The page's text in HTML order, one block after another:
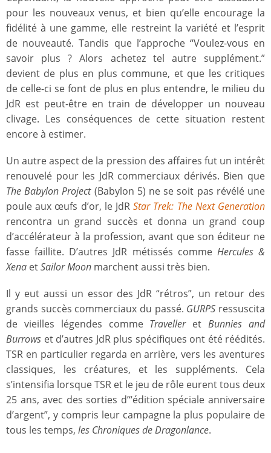
pour les nouveaux venus, et bien qu’elle encourage la
fidélité à une gamme, elle restreint la variété et l’esprit
de nouveauté. Tandis que l’approche “Voulez-vous en
savoir plus ? Alors achetez tel autre supplément.”
devient de plus en plus commune, et que les critiques
de celle-ci se font de plus en plus entendre, le milieu du
JdR est peut-être en train de développer un nouveau
clivage. Les conséquences de cette situation restent
encore à estimer.
Un autre aspect de la pression des affaires fut un intérêt
renouvelé pour les JdR commerciaux dérivés. Bien que
The Babylon Project(Babylon 5) ne se soit pas révélé une
poule aux œufs d’or, le JdRStar Trek: The Next Generation
rencontra un grand succès et donna un grand coup
d’accélérateur à la profession, avant que son éditeur ne
fasse faillite. D’autres JdR métissés comme Hercules &
Xena etSailor Moon marchent aussi très bien.
Il y eut aussi un essor des JdR “rétros”, un retour des
grands succès commerciaux du passé. GURPS ressuscita
de vieilles légendes comme TravelleretBunnies and
Burrows et d’autres JdR plus spécifiques ont été réédités.
TSR en particulier regarda en arrière, vers les aventures
classiques, les créatures, et les suppléments. Cela
s’intensifia lorsque TSR et le jeu de rôle eurent tous deux
25 ans, avec des sorties d’“édition spéciale anniversaire
d’argent”, y compris leur campagne la plus populaire de
tous les temps, les Chroniques de Dragonlance.